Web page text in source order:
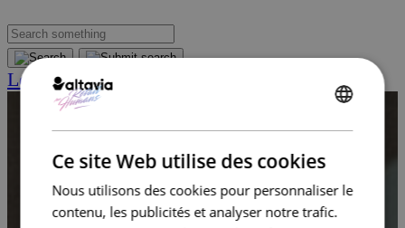
Let’s Talk
Ce site Web utilise des cookies
Nous utilisons des cookies pour personnaliser le
contenu, les publicités et analyser notre trafic.